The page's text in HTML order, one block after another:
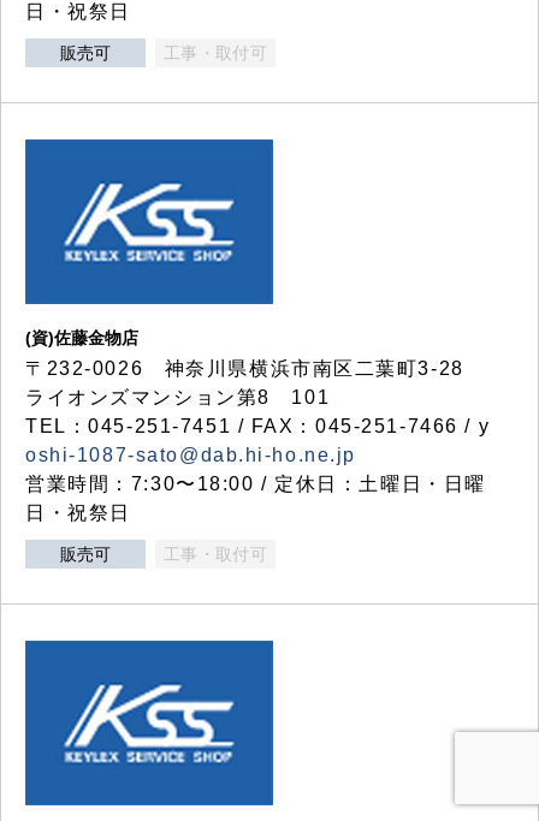
日・祝祭日
販売可 工事・取付可
(資)佐藤金物店
〒232-0026 神奈川県横浜市南区二葉町3-28
ライオンズマンション第8 101
TEL：045-251-7451 / FAX：045-251-7466 / y
oshi-1087-sato@dab.hi-ho.ne.jp
営業時間：7:30〜18:00 / 定休日：土曜日・日曜
日・祝祭日
販売可 工事・取付可